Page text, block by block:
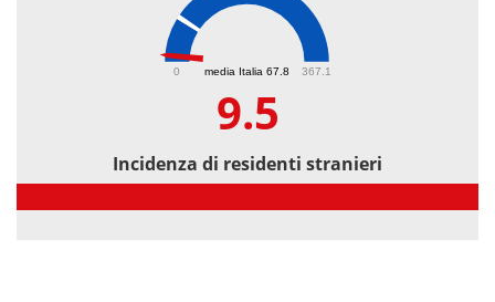
media Italia 67.8
0 367.1
9.5
Incidenza di residenti stranieri